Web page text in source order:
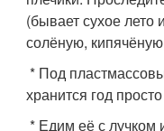
(бывает сухое лето
солёную,
* Под
хранится год
* Едим её с лучком